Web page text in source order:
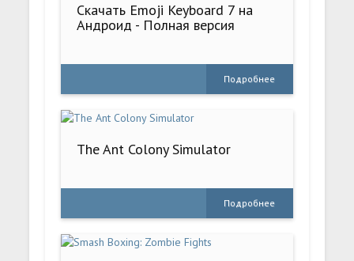
Скачать Emoji Keyboard 7 на
Андроид - Полная версия
Подробнее
The Ant Colony Simulator
Подробнее